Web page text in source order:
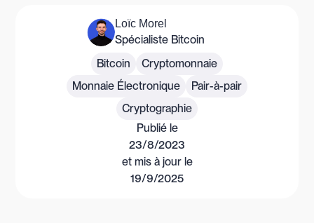
Loïc Morel
Spécialiste Bitcoin
Bitcoin
Cryptomonnaie
Monnaie Électronique
Pair-à-pair
Cryptographie
Publié le
23/8/2023
et mis à jour le
19/9/2025